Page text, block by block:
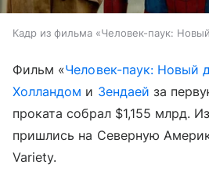
Кадр из фильма «Человек-паук:
Фильм «Человек-паук: Новый
Холландом и Зендаей за
проката собрал $1,155 млрд.
пришлись на Северную
Variety.